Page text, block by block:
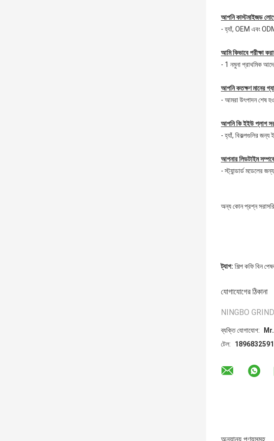
আপনি কাস্টমাইজড
- হ্যাঁ, OEM এবং
আমি কিভাবে পরীক্ষা
- 1 নমুনা প্রাথমিক
আপনি কতক্ষণ মানের
- আমরা উৎপাদন শেষ
আপনি কি ইইউ প্লাগ
- হ্যাঁ, বিকল্পগুলির জন্য
আপনার লিডটাইম
- স্ট্যান্ডার্ড মডেলের
অন্য কোন প্রশ্ন
ট্যাগ: শিল্প কফি বিন
যোগাযোগের ঠিকানা
NINGBO
ব্যক্তি যোগাযোগ:
টেল: